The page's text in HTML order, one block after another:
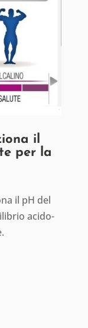
il
per la
il pH del
acido-